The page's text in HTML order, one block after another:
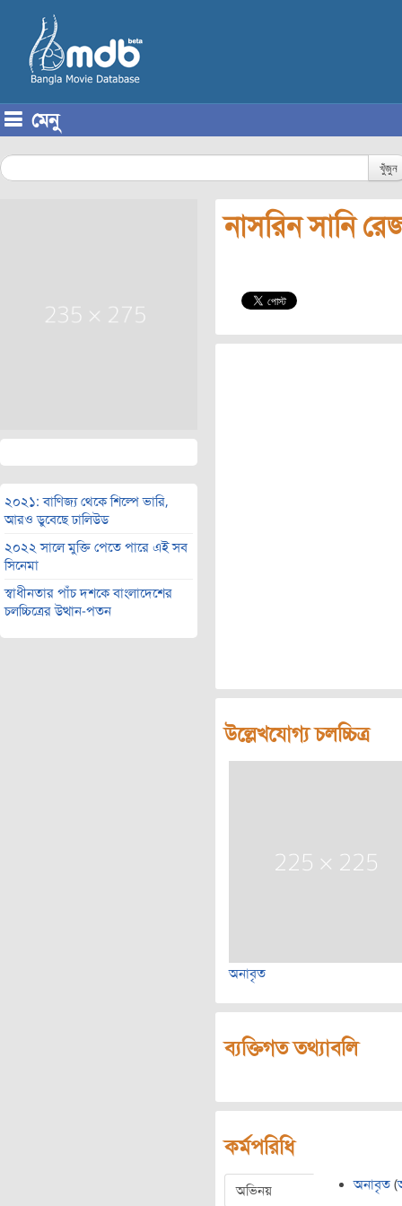
মেনু
খুঁজুন
২০২১: বাণিজ্য থেকে শিল্পে ভারি,
আরও ডুবেছে ঢালিউড
২০২২ সালে মুক্তি পেতে পারে এই সব
সিনেমা
স্বাধীনতার পাঁচ দশকে বাংলাদেশের
চলচ্চিত্রের উত্থান-পতন
নাসরিন সানি
উল্লেখযোগ্য চলচ্চিত্র
অনাবৃত
ব্যক্তিগত তথ্যাবলি
কর্মপরিধি
অভিনয় অনাবৃত (